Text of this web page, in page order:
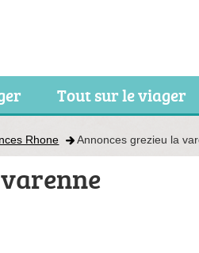
Tout sur le viager
Rhone Annonces grezieu la